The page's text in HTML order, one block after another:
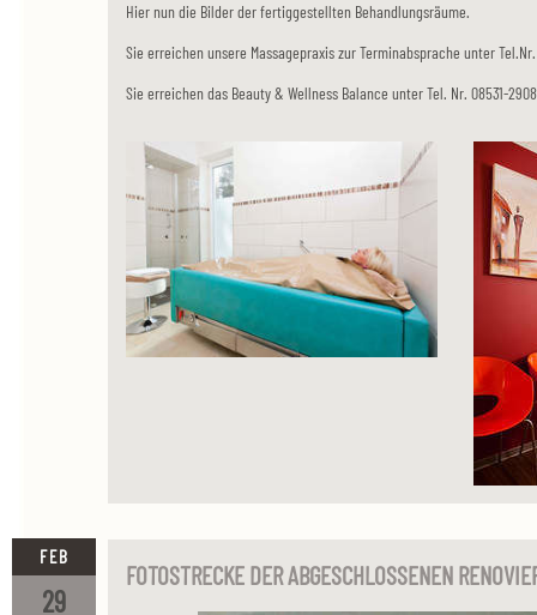
Hier nun die Bilder der fertiggestellten Behandlungsräume.
Sie erreichen unsere Massagepraxis zur Terminabsprache unter Tel.Nr.
Sie erreichen das Beauty & Wellness Balance unter Tel. Nr. 08531-
29
FEB
FOTOSTRECKE DER ABGESCHLOSSENEN